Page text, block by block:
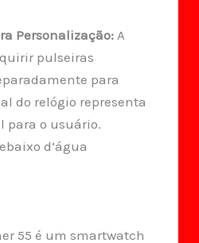
Personalização:A
pulseiras
para
do relógio representa
para o usuário.
d’água
55 é um smartwatch